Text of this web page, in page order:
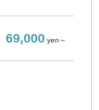
69,000yen～